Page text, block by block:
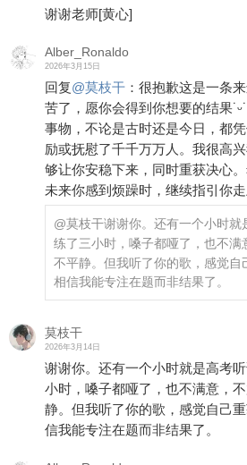
谢谢老师[黄心]
Alber_Ronaldo
2026年3月15日
回复@莫枝干 ： 很抱歉这是一条
苦了，愿你会得到你想要的结果
事物，不论是古时还是今日，都
励或抚慰了千千万万人。我很高
够让你安稳下来，同时重获决心
未来你感到烦躁时，继续指引你
@莫枝干谢谢你。还有一个小时
练了三小时，嗓子都哑了，也不满
不平静。但我听了你的歌，感觉
相信我能专注在题而非结果了。
莫枝干
2026年3月14日
谢谢你。还有一个小时就是高考
小时，嗓子都哑了，也不满意，
静。但我听了你的歌，感觉自己
信我能专注在题而非结果了。